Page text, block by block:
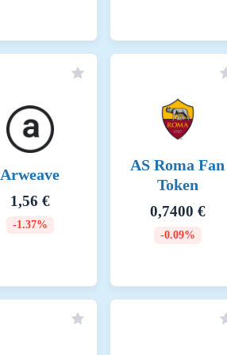
the network and processing
be transferred between Binance Chain and
improving user experience. 8. Smart Contract
paying fees based on the computational
to build on the BSC platform.
07-27
07-27
network is attributed to the token, which is
Arweave
1,56 €
-1.37%
AS Roma Fan
Token
0,7400 €
-0.09%